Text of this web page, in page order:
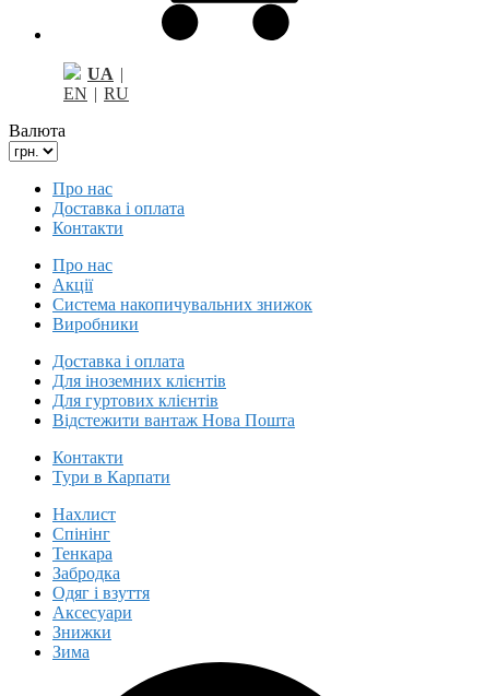
UA |
EN | RU
Валюта
Про нас
Доставка і оплата
Контакти
Про нас
Акції
Система накопичувальних знижок
Виробники
Доставка і оплата
Для іноземних клієнтів
Для гуртових клієнтів
Відстежити вантаж Нова Пошта
Контакти
Тури в Карпати
Нахлист
Спінінг
Тенкара
Забродка
Одяг і взуття
Аксесуари
Знижки
Зима